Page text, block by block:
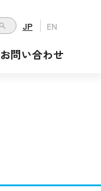
JP EN
お問い合わせ